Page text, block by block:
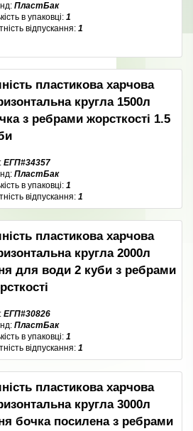
ПластБак
в упаковці: 1
відпускання: 1
пластикова харчова
кругла 1500л
з ребрами жорсткості 1.5
ЕГП#34357
ПластБак
в упаковці: 1
відпускання: 1
пластикова харчова
кругла 2000л
для води 2 куби з ребрами
ЕГП#30826
ПластБак
в упаковці: 1
відпускання: 1
пластикова харчова
кругла 3000л
бочка посилена з ребрами